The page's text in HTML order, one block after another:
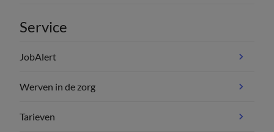
Service
JobAlert
Werven in de zorg
Tarieven